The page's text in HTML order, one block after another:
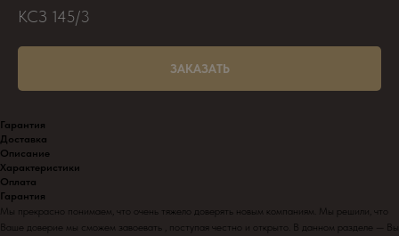
КСЗ 145/3
ЗАКАЗАТЬ
Гарантия
Доставка
Описание
Характеристики
Оплата
Гарантия
Мы прекрасно понимаем, что очень тяжело доверять новым компаниям. Мы решили, что
Ваше доверие мы сможем завоевать , поступая честно и открыто. В данном разделе — Вы